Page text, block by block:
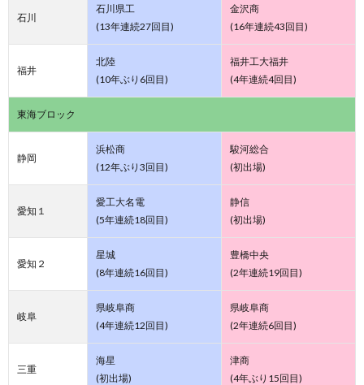
石川
石川県工
(13年連続27回目)
金沢商
(16年連続43回目)
福井
北陸
(10年ぶり6回目)
福井工大福井
(4年連続4回目)
東海ブロック
静岡
浜松商
(12年ぶり3回目)
駿河総合
(初出場)
愛知１
愛工大名電
(5年連続18回目)
静信
(初出場)
愛知２
星城
(8年連続16回目)
豊橋中央
(2年連続19回目)
岐阜
県岐阜商
(4年連続12回目)
県岐阜商
(2年連続6回目)
三重
海星
(初出場)
津商
(4年ぶり15回目)